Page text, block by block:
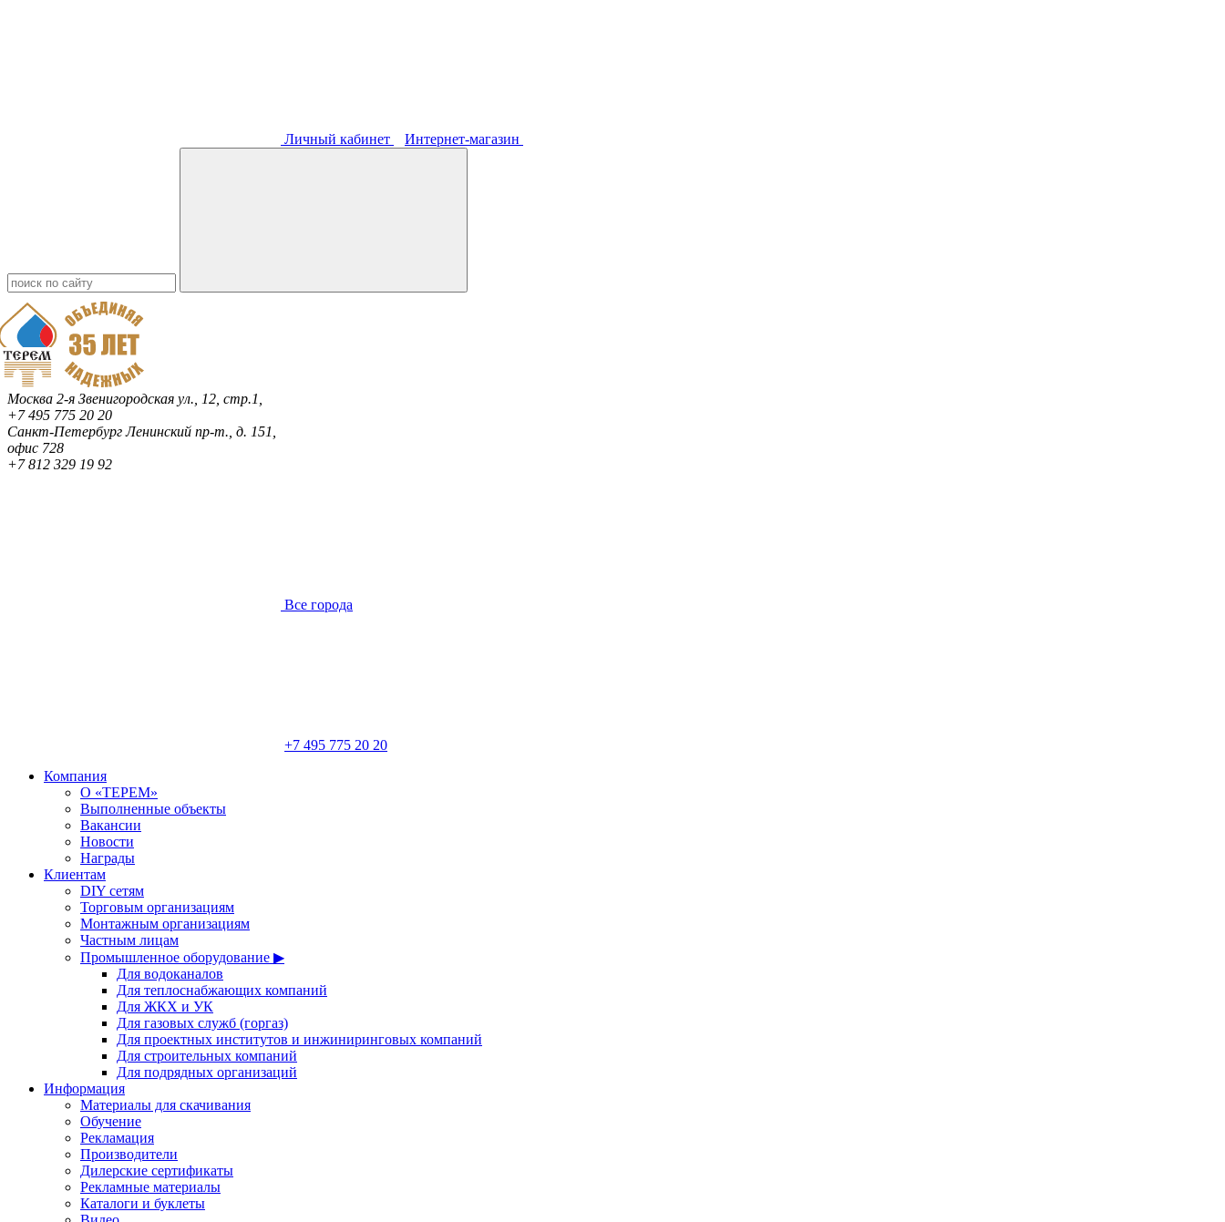
Личный кабинет Интернет-магазин
Москва 2-я Звенигородская ул., 12, стр.1,
+7 495 775 20 20
Санкт-ПетербургЛенинский пр-т., д. 151,
офис 728
+7 812 329 19 92
Все города
+7 495 775 20 20
Компания
О «ТЕРЕМ»
Выполненные объекты
Вакансии
Новости
Награды
Клиентам
DIY сетям
Торговым организациям
Монтажным организациям
Частным лицам
Промышленное оборудование ▶
Для водоканалов
Для теплоснабжающих компаний
Для ЖКХ и УК
Для газовых служб (горгаз)
Для проектных институтов и инжиниринговых компаний
Для строительных компаний
Для подрядных организаций
Информация
Материалы для скачивания
Обучение
Рекламация
Производители
Дилерские сертификаты
Рекламные материалы
Каталоги и буклеты